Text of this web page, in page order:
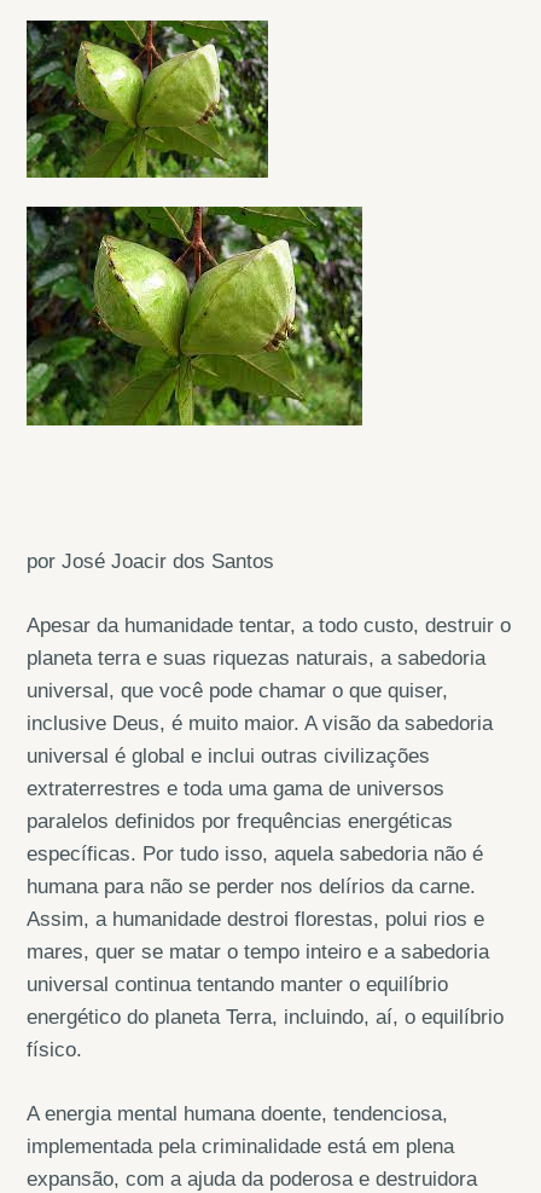
por José Joacir dos Santos
Apesar da humanidade tentar, a todo custo, destruir o
planeta terra e suas riquezas naturais, a sabedoria
universal, que você pode chamar o que quiser,
inclusive Deus, é muito maior. A visão da sabedoria
universal é global e inclui outras civilizações
extraterrestres e toda uma gama de universos
paralelos definidos por frequências energéticas
específicas. Por tudo isso, aquela sabedoria não é
humana para não se perder nos delírios da carne.
Assim, a humanidade destroi florestas, polui rios e
mares, quer se matar o tempo inteiro e a sabedoria
universal continua tentando manter o equilíbrio
energético do planeta Terra, incluindo, aí, o equilíbrio
físico.
A energia mental humana doente, tendenciosa,
implementada pela criminalidade está em plena
expansão, com a ajuda da poderosa e destruidora